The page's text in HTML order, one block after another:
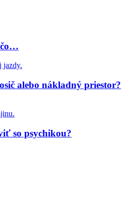
čo…
alebo nákladný priestor?
so psychikou?